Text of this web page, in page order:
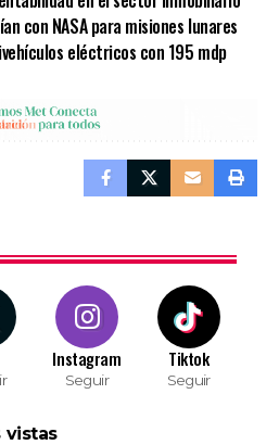
con NASA para misiones lunares
eléctricos con 195 mdp
Instagram
Seguir
Tiktok
Seguir
vistas